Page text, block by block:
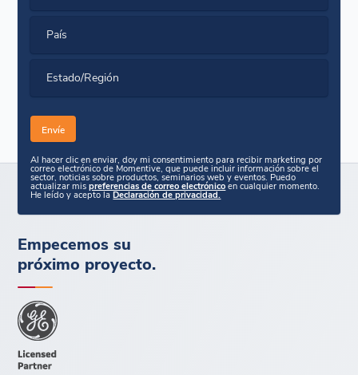
País
Estado/Región
Al hacer clic en enviar, doy mi consentimiento para recibir marketing por
correo electrónico de Momentive, que puede incluir información sobre el
sector, noticias sobre productos, seminarios web y eventos. Puedo
actualizar mispreferencias de correo electrónico en cualquier momento.
He leído y acepto laDeclaración de privacidad.
Empecemos su
próximo proyecto.